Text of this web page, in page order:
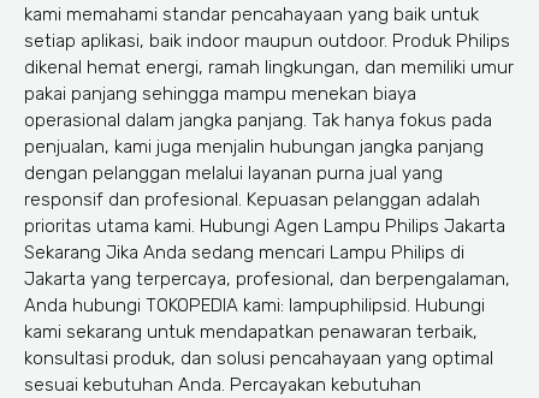
kami memahami standar pencahayaan yang baik untuk
setiap aplikasi, baik indoor maupun outdoor. Produk Philips
dikenal hemat energi, ramah lingkungan, dan memiliki umur
pakai panjang sehingga mampu menekan biaya
operasional dalam jangka panjang. Tak hanya fokus pada
penjualan, kami juga menjalin hubungan jangka panjang
dengan pelanggan melalui layanan purna jual yang
responsif dan profesional. Kepuasan pelanggan adalah
prioritas utama kami. Hubungi Agen Lampu Philips Jakarta
Sekarang Jika Anda sedang mencari Lampu Philips di
Jakarta yang terpercaya, profesional, dan berpengalaman,
Anda hubungi TOKOPEDIA kami: lampuphilipsid. Hubungi
kami sekarang untuk mendapatkan penawaran terbaik,
konsultasi produk, dan solusi pencahayaan yang optimal
sesuai kebutuhan Anda. Percayakan kebutuhan